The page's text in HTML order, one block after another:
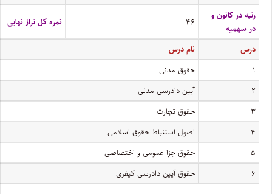
رتبه در کانون و
در سهمیه
۴۶ نمره کل تراز نهایی
درس
نام درس
۱
حقوق مدنی
۲
آیین دادرسی مدنی
۳
حقوق تجارت
۴
اصول استنباط حقوق اسلامی
۵
حقوق جزا عمومی و اختصاصی
۶
حقوق آیین دادرسی کیفری